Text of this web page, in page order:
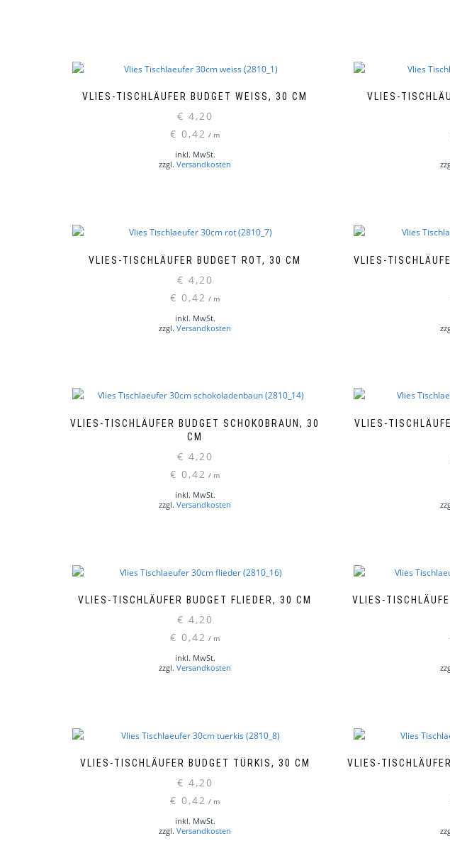
VLIES-TISCHLÄUFER BUDGET WEISS, 30 CM
€ 4,20
€ 0,42 / m
inkl. MwSt.
zzgl.Versandkosten
VLIES-
VLIES-TISCHLÄUFER BUDGET ROT, 30 CM
€ 4,20
€ 0,42 / m
inkl. MwSt.
zzgl.Versandkosten
VLIES-
VLIES-TISCHLÄUFER BUDGET SCHOKOBRAUN, 30
CM
€ 4,20
€ 0,42 / m
inkl. MwSt.
zzgl.Versandkosten
VLIES-
VLIES-TISCHLÄUFER BUDGET FLIEDER, 30 CM
€ 4,20
€ 0,42 / m
inkl. MwSt.
zzgl.Versandkosten
VLIES-
VLIES-TISCHLÄUFER BUDGET TÜRKIS, 30 CM
€ 4,20
€ 0,42 / m
inkl. MwSt.
zzgl.Versandkosten
VLIES-